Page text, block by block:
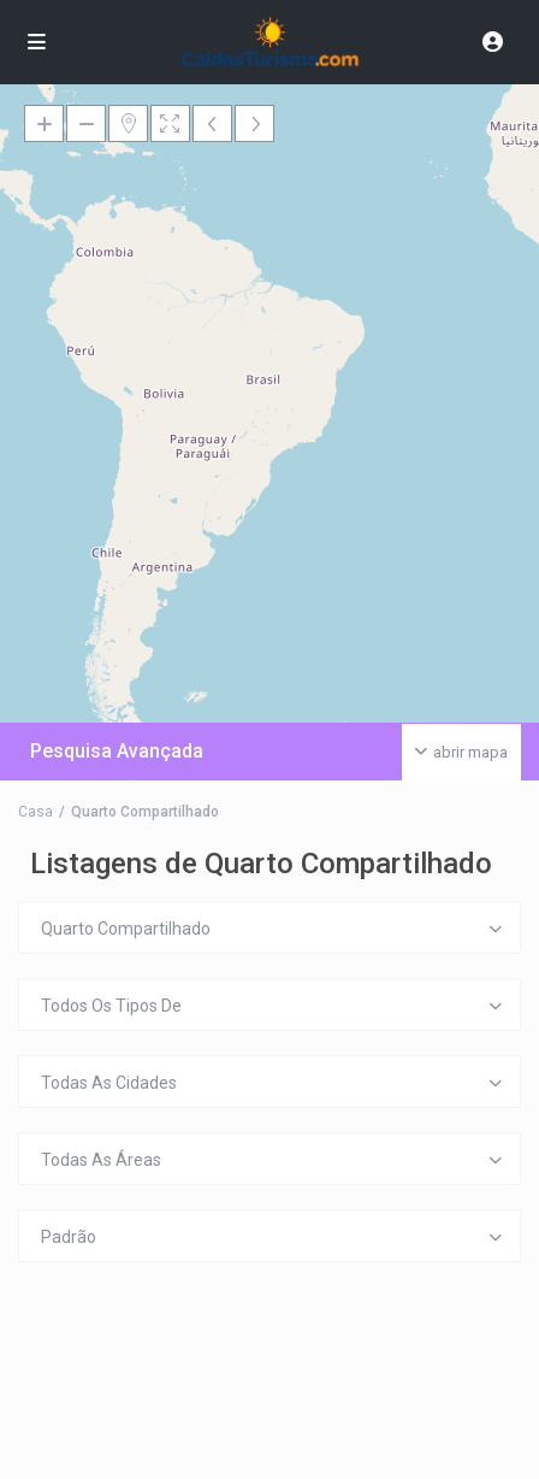
Carregar Mapas
abrir mapa
Pesquisa Avançada
Casa Quarto Compartilhado
Listagens de Quarto Compartilhado
Quarto Compartilhado
Todos Os Tipos De
Todas As Cidades
Todas As Áreas
Padrão